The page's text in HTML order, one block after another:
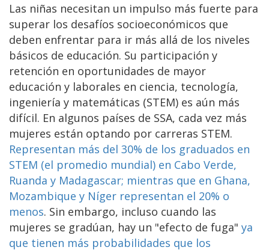
Las niñas necesitan un impulso más fuerte para
superar los desafíos socioeconómicos que
deben enfrentar para ir más allá de los niveles
básicos de educación. Su participación y
retención en oportunidades de mayor
educación y laborales en ciencia, tecnología,
ingeniería y matemáticas (STEM) es aún más
difícil. En algunos países de SSA, cada vez más
mujeres están optando por carreras STEM.
Representan más del 30% de los graduados en
STEM (el promedio mundial) en Cabo Verde,
Ruanda y Madagascar; mientras que en Ghana,
Mozambique y Níger representan el 20% o
menos. Sin embargo, incluso cuando las
mujeres se gradúan, hay un "efecto de fuga" ya
que tienen más probabilidades que los